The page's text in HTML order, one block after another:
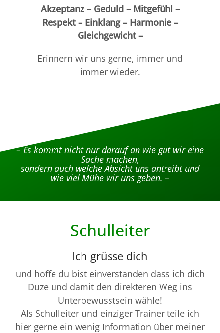
Akzeptanz – Geduld – Mitgefühl –
Respekt – Einklang – Harmonie –
Gleichgewicht –
Erinnern wir uns gerne, immer und
immer wieder.
– Es kommt nicht nur darauf an wie gut wir eine
Sache machen,
sondern auch welche Absicht uns antreibt und
wie viel Mühe wir uns geben. –
Schulleiter
Ich grüsse dich
und hoffe du bist einverstanden dass ich dich
Duze und damit den direkteren Weg ins
Unterbewusstsein wähle!
Als Schulleiter und einziger Trainer teile ich
hier gerne ein wenig Information über meiner